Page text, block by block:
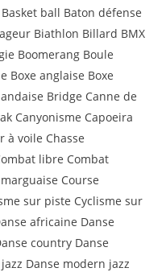
ball Baton défense
Biathlon Billard BMX
Boomerang Boule
Boxe anglaise Boxe
Bridge Canne de
Canyonisme Capoeira
à voile Chasse
libre Combat
Course
sur piste Cyclisme sur
africaine Danse
country Danse
Danse modern jazz